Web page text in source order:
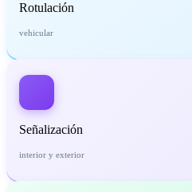
Rotulación
vehicular
Señalización
interior y exterior